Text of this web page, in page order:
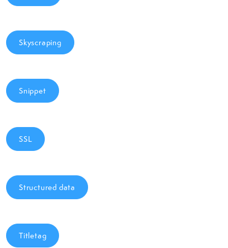
Skyscraping
Snippet
SSL
Structured data
Titletag